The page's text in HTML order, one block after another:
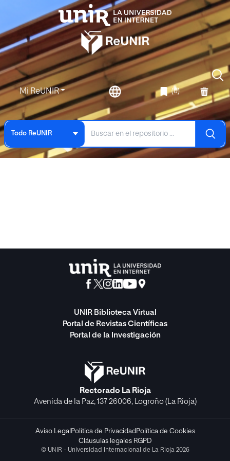
Mi ReUNIR (0)
Todo ReUNIR
UNIR Biblioteca Virtual
Portal de Revistas Científicas
Portal de la Investigación
Rectorado La Rioja
Avenida de la Paz, 137 26006, Logroño (La Rioja)
Aviso Legal Política de Privacidad Política de Cookies
Cláusulas legales RGPD
© UNIR - Universidad Internacional de La Rioja 2026